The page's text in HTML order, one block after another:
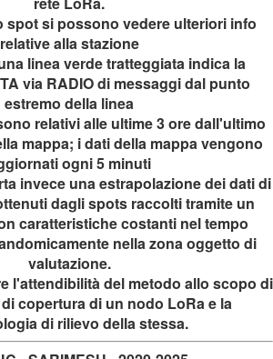
spot si possono vedere ulteriori info
relative alla stazione
linea verde tratteggiata indica la
via RADIO di messaggidal punto
estremo della linea
relativi alle ultime 3 ore dall'ultimo
mappa; i dati della mappa vengono
ogni 5 minuti
invece una estrapolazione dei dati di
dagli spots raccolti tramite un
caratteristiche costanti nel tempo
nella zona oggetto di
valutazione.
l'attendibilità del metodo allo scopo di
copertura di un nodo LoRa e la
di rilievo della stessa.